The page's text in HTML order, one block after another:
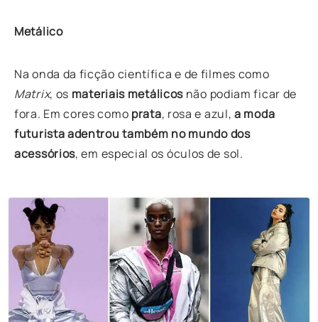
Metálico
Na onda da ficção científica e de filmes como
Matrix, os materiais metálicos não podiam ficar de
fora. Em cores como prata, rosa e azul, a moda
futurista adentrou também no mundo dos
acessórios, em especial os óculos de sol.